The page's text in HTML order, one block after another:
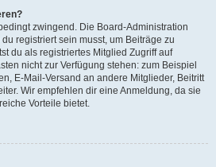
zwingend. Die Board-Administration
registriert sein musst, um Beiträge zu
du als registriertes Mitglied Zugriff auf
nicht zur Verfügung stehen: zum Beispiel
E-Mail-Versand an andere Mitglieder, Beitritt
Wir empfehlen dir eine Anmeldung, da sie
Vorteile bietet.